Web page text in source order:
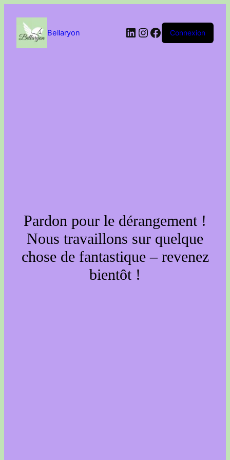
contenu
Bellaryon LinkedIn
Instagram
Facebook
Connexion
Pardon pour le dérangement !
Nous travaillons sur quelque
chose de fantastique – revenez
bientôt !